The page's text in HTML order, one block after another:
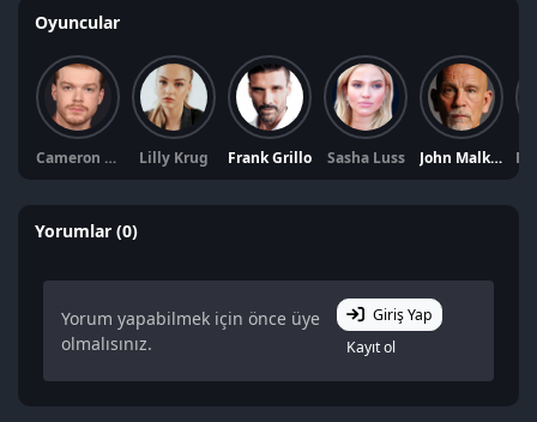
Oyuncular
Cameron Monaghan Lilly Krug Frank Grillo Sasha Luss John Malkovich
Yorumlar (0)
Yorum yapabilmek için önce üye
olmalısınız.
Giriş Yap
Kayıt ol